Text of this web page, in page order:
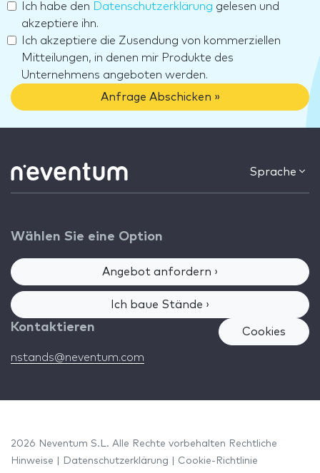
Ich habe den Datenschutzerklärung gelesen und
akzeptiere ihn.
Ich akzeptiere die Zusendung von kommerziellen
Mitteilungen, in denen mir Produkte des
Unternehmens angeboten werden.
Anfrage Abschicken »
Sprache
Wählen Sie eine Option
Angebot anfordern ›
Ich baue Stände ›
Kontaktieren
nstands@neventum.com
Cookies
2026 Neventum S.L. Alle Rechte vorbehalten Rechtliche
Hinweise
Datenschutzerklärung Cookie-Richtlinie